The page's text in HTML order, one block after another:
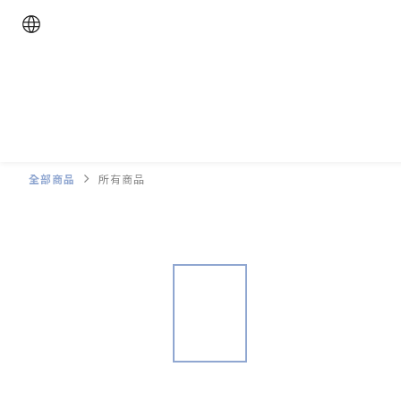
全部商品 所有商品